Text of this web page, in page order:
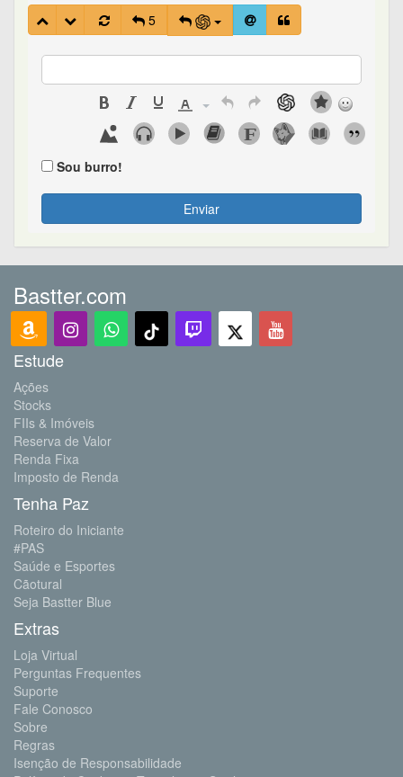
5
Sou burro!
Enviar
Bastter.com
Estude
Ações
Stocks
FIIs & Imóveis
Reserva de Valor
Renda Fixa
Imposto de Renda
Tenha Paz
Roteiro do Iniciante
#PAS
Saúde e Esportes
Cãotural
Seja Bastter Blue
Extras
Loja Virtual
Perguntas Frequentes
Suporte
Fale Conosco
Sobre
Regras
Isenção de Responsabilidade